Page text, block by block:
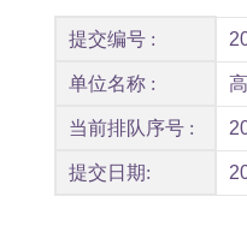
提交编号 :
单位名称 :
当前排队序号 :
提交日期: